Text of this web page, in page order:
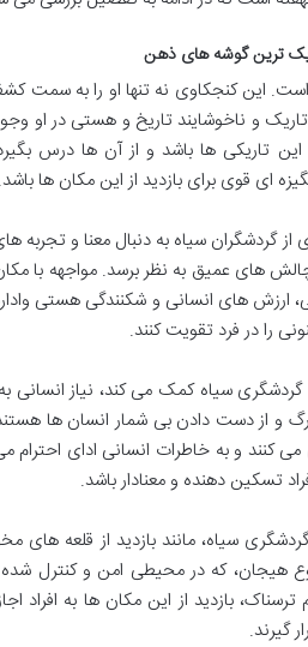
ترین گوشه های ذهن
این کنجکاوی نه تنها او را به سمت
و ناخوشایند تاریخ و هستی در او
تاریکی ها باشد و از آن ها درس
ای قوی برای بازدید از این مکان ها باشد.
از گردشگران سیاه به دنبال معنا و
های عمیق به نظر برسد. مواجهه با
ارزش های انسانی و شکنندگی هستی
را در فرد تقویت کنند.
سیاه کمک می کند، نیاز انسانی
و از دست دادن بی شمار انسان ها
می کنند و به خاطرات انسانی ادای
تسکین دهنده و معنادار باشد.
سیاه، مانند بازدید از قلعه
هیجان، که در محیطی امن و کنترل شده
بازدید از این مکان ها به
گیرند.